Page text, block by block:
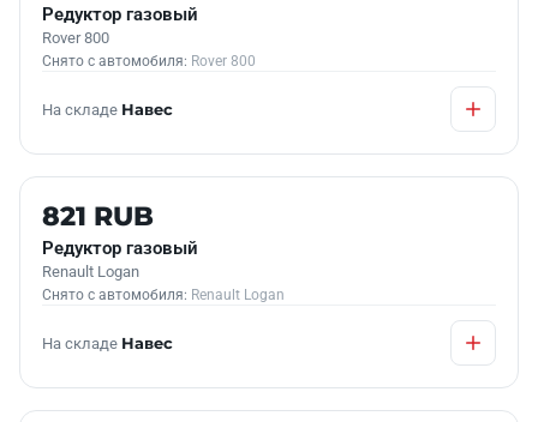
Редуктор газовый
Rover 800
Снято с автомобиля: Rover 800
На складе Навес
Б/У В НАЛИЧИИ
821 RUB
Редуктор газовый
Renault Logan
Снято с автомобиля: Renault Logan
На складе Навес